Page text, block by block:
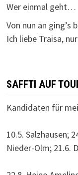
Wer einmal geht…
Von nun an ging’s
Ich liebe Traisa,
SAFFTI AUF
Kandidaten für
10.5. Salzhausen;
Nieder-Olm; 21.6.